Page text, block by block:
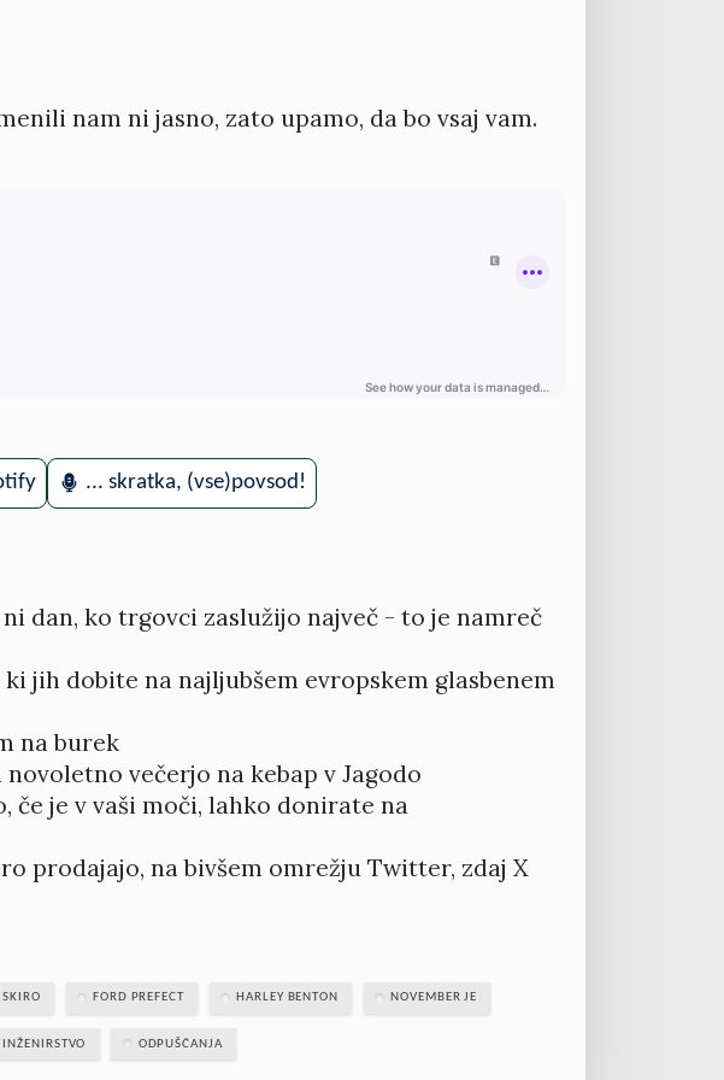
nam ni jasno, zato upamo, da bo vsaj vam.
... skratka, (vse)povsod!
dan, ko trgovci zaslužijo največ - to je namreč
jih dobite na najljubšem evropskem glasbenem
na burek
večerjo na kebap v Jagodo
je v vaši moči, lahko donirate na
prodajajo, na bivšem omrežju Twitter, zdaj X
FORD PREFECT HARLEY BENTON NOVEMBER JE
INŽENIRSTVO ODPUŠČANJA